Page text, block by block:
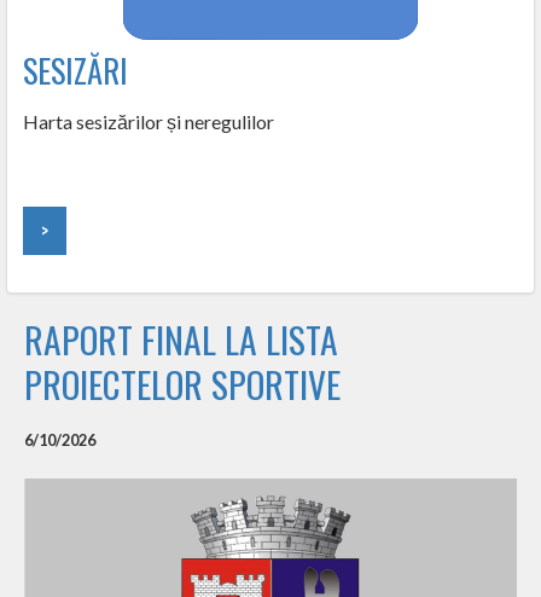
SESIZĂRI
Harta sesizărilor și neregulilor
>
RAPORT FINAL LA LISTA
PROIECTELOR SPORTIVE
6/10/2026